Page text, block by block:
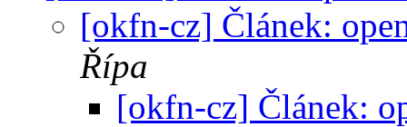
[okfn-cz] Článek:
Řípa
[okfn-cz] Článek: